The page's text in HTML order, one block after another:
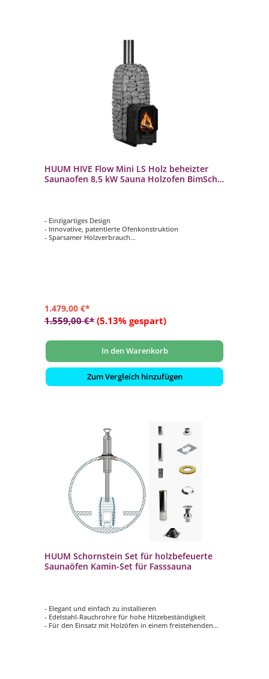
HUUM HIVE Flow Mini LS Holz beheizter
Saunaofen 8,5 kW Sauna Holzofen BimSchV
- Einzigartiges Design
- Innovative, patentierte Ofenkonstruktion
- Sparsamer Holzverbrauch
1.479,00 €*
1.559,00 €* (5.13% gespart)
In den Warenkorb
Zum Vergleich hinzufügen
HUUM Schornstein Set für holzbefeuerte
Saunaöfen Kamin-Set für Fasssauna
- Elegant und einfach zu installieren
- Edelstahl-Rauchrohre für hohe Hitzebeständigkeit
- Für den Einsatz mit Holzöfen in einem freistehenden